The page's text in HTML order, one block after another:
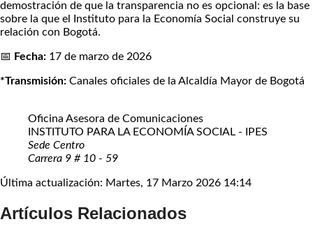
demostración de que la transparencia no es opcional: es la base
sobre la que el Instituto para la Economía Social construye su
relación con Bogotá.
📅 Fecha: 17 de marzo de 2026
*Transmisión: Canales oficiales de la Alcaldía Mayor de Bogotá
Oficina Asesora de Comunicaciones
INSTITUTO PARA LA ECONOMÍA SOCIAL - IPES
Sede Centro
Carrera 9 # 10 - 59
Última actualización: Martes, 17 Marzo 2026 14:14
Artículos Relacionados